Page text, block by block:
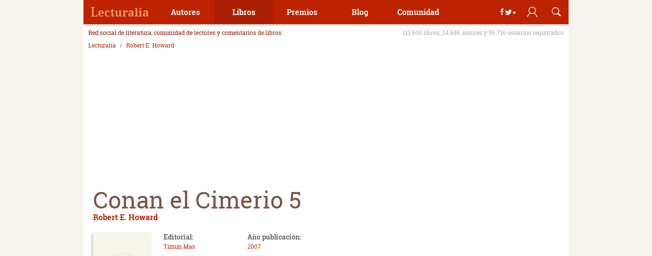
Autores Libros Premios Blog Comunidad
Red social de literatura, comunidad de lectores y comentarios de libros
113.600 libros, 24.686 autores y 96.716 usuarios registrados
Lecturalia
Robert E. Howard
Conan el Cimerio 5
Robert E. Howard
Editorial:
Timun Mas
Año publicación:
2007